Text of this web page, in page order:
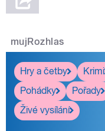
mujRozhlas
Hry a četby
Krimi
Pohádky
Pořady
Živé vysílání